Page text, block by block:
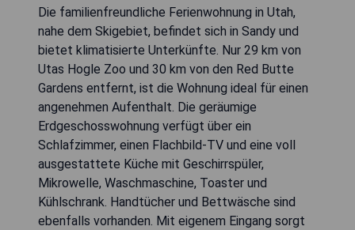
Die familienfreundliche Ferienwohnung in Utah,
nahe dem Skigebiet, befindet sich in Sandy und
bietet klimatisierte Unterkünfte. Nur 29 km von
Utas Hogle Zoo und 30 km von den Red Butte
Gardens entfernt, ist die Wohnung ideal für einen
angenehmen Aufenthalt. Die geräumige
Erdgeschosswohnung verfügt über ein
Schlafzimmer, einen Flachbild-TV und eine voll
ausgestattete Küche mit Geschirrspüler,
Mikrowelle, Waschmaschine, Toaster und
Kühlschrank. Handtücher und Bettwäsche sind
ebenfalls vorhanden. Mit eigenem Eingang sorgt